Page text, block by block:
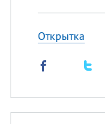
Открытка